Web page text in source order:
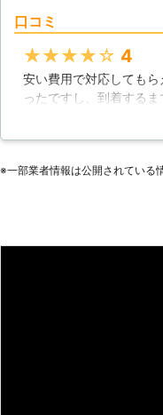
口コミ
★★★★★ 4
安い費用で対応しても
ったですし、到着する
秋田県 秋田市 2016年12
※⼀部業者情報は公開されている